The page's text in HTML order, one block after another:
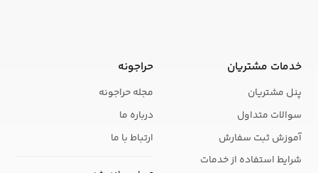
خدمات مشتریان
پنل مشتریان
سوالات متداول
آموزش ثبت سفارش
شرایط استفاده از خدمات
حراجونه
مجله حراجونه
درباره ما
ارتباط با ما